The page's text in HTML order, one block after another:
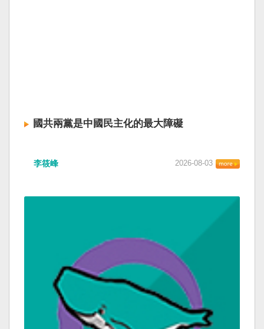
國共兩黨是中國民主化的最大障礙
李筱峰 2026-08-03